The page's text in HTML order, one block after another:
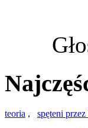
teoria , spęteni